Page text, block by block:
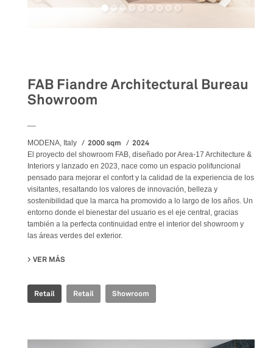
FAB Fiandre Architectural Bureau
Showroom
MODENA, Italy 2000 sqm 2024
El proyecto del showroom FAB, diseñado por Area-17 Architecture &
Interiors y lanzado en 2023, nace como un espacio polifuncional
pensado para mejorar el confort y la calidad de la experiencia de los
visitantes, resaltando los valores de innovación, belleza y
sostenibilidad que la marca ha promovido a lo largo de los años. Un
entorno donde el bienestar del usuario es el eje central, gracias
también a la perfecta continuidad entre el interior del showroom y
las áreas verdes del exterior.
VER MÁS
Retail Retail Showroom